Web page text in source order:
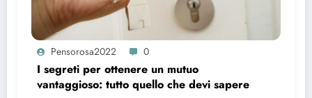
Pensorosa2022 0
I segreti per ottenere un mutuo
vantaggioso: tutto quello che devi sapere